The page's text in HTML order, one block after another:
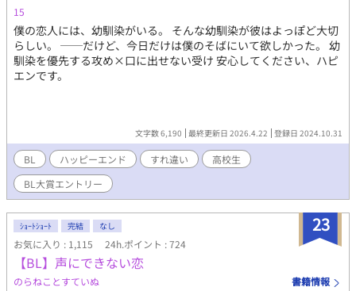
ものです。 リュシアンの転生前の設定や主人公二人の出会いのシ
ーンを追加し、 あまり描けていなかったキャラクターのシーンを
追加しています。 展開が少し変わっていますので新しい小説とし
て投稿しています。 続編出ました 転生悪役令嬢は溺愛されんでい
いので推しカプを見守りたい！
https://www.alphapolis.co.jp/novel/687110240/826989668 ー
15
僕の恋人には、幼馴染がいる。 そんな幼馴染が彼はよっぽど大切
らしい。 ──だけど、今日だけは僕のそばにいて欲しかった。 幼
馴染を優先する攻め×口に出せない受け 安心してください、ハピ
エンです。
文字数 6,190 最終更新日 2026.4.22 登録日 2024.10.31
BL ハッピーエンド すれ違い
高校生
BL大賞エントリー
23
ｼｮｰﾄｼｮｰﾄ 完結 なし
お気に入り : 1,115 24h.ポイント : 724
【BL】声にできない恋
のらねことすていぬ 書籍情報